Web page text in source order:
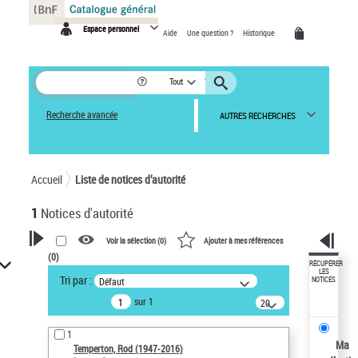
Espace personnel Aide Une question ? Historique
Tout
Recherche avancée AUTRES RECHERCHES
Accueil Liste de notices d’autorité
1 Notices d'autorité
VOTRE RECHERCHE
Recherche avancée dans les
notices d’autorité
Œuvres liées à l'auteur :
Temperton, Rod (1947-2016)
Voir la sélection (0) Ajouter à mes références
(0)
Tri par : Défaut
sur 1
20
résultats/page
1
Temperton, Rod (1947-2016)
RÉCUPÉRER
LES
NOTICES
Ma
Panneau de gestion des cookies